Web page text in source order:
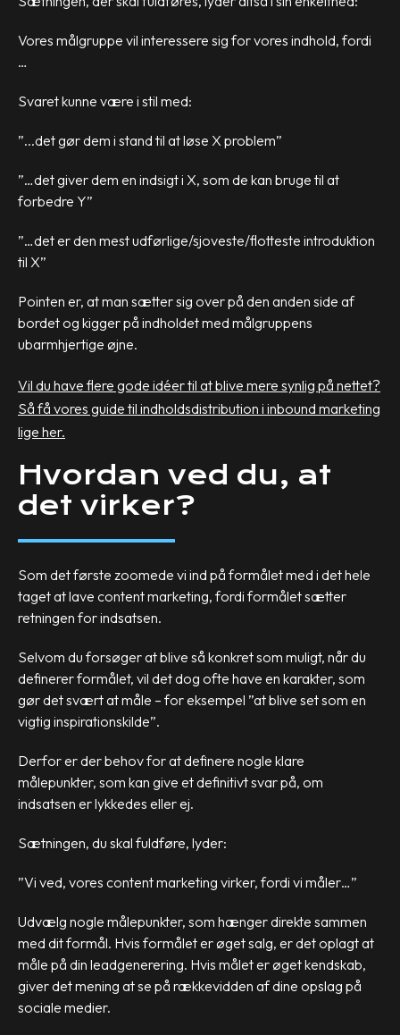
Vores målgruppe vil interessere sig for vores indhold, fordi
…
Svaret kunne være i stil med:
”...det gør dem i stand til at løse X problem”
”…det giver dem en indsigt i X, som de kan bruge til at
forbedre Y”
”…det er den mest udførlige/sjoveste/flotteste introduktion
til X”
Pointen er, at man sætter sig over på den anden side af
bordet og kigger på indholdet med målgruppens
ubarmhjertige øjne.
Vil du have flere gode idéer til at blive mere synlig på nettet?
Så få vores guide til indholdsdistribution i inbound marketing
lige her.
Hvordan ved du, at
det virker?
Som det første zoomede vi ind på formålet med i det hele
taget at lave content marketing, fordi formålet sætter
retningen for indsatsen.
Selvom du forsøger at blive så konkret som muligt, når du
definerer formålet, vil det dog ofte have en karakter, som
gør det svært at måle – for eksempel ”at blive set som en
vigtig inspirationskilde”.
Derfor er der behov for at definere nogle klare
målepunkter, som kan give et definitivt svar på, om
indsatsen er lykkedes eller ej.
Sætningen, du skal fuldføre, lyder:
”Vi ved, vores content marketing virker, fordi vi måler…”
Udvælg nogle målepunkter, som hænger direkte sammen
med dit formål. Hvis formålet er øget salg, er det oplagt at
måle på din leadgenerering. Hvis målet er øget kendskab,
giver det mening at se på rækkevidden af dine opslag på
sociale medier.